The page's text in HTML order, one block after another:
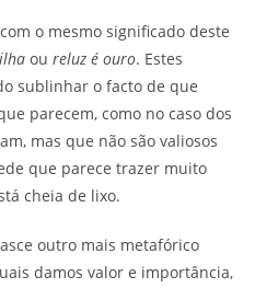
o mesmo significado deste
ou reluz é ouro. Estes
sublinhar o facto de que
parecem, como no caso dos
mas que não são valiosos
que parece trazer muito
cheia de lixo.
outro mais metafórico
damos valor e importância,